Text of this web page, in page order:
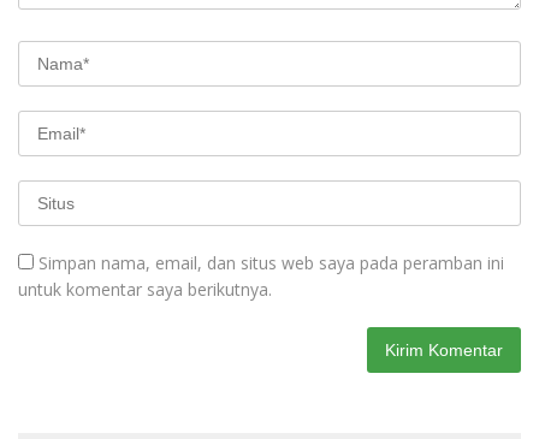
Simpan nama, email, dan situs web saya pada peramban ini
untuk komentar saya berikutnya.